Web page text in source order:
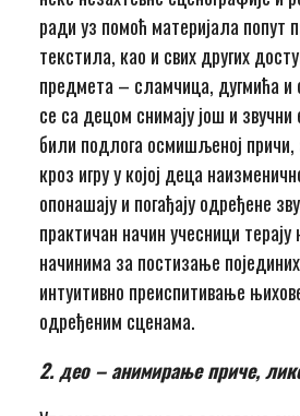
ради уз помоћ материјала попут
текстила, као и свих других
предмета – сламчица, дугмића и
се са децом снимају још и звучни
били подлога осмишљеној причи,
кроз игру у којој деца
опонашају и погађају одређене
практичан начин учесници
начинима за постизање
интуитивно преиспитивање
одређеним сценама.
2. део – анимирање приче,